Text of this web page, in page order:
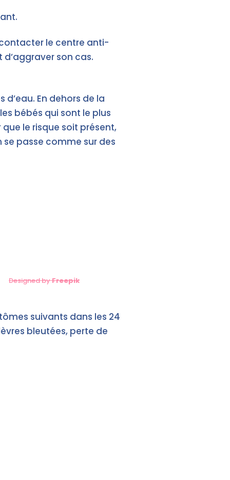
le centre anti-
son cas.
En dehors de la
bébés qui sont le plus
le risque soit présent,
se passe comme sur des
Designed byFreepik
suivants dans les 24
bleutées, perte de